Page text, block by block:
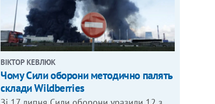
ВІКТОР КЕВЛЮК
Чому Сили оборони методично палять
склади Wildberries